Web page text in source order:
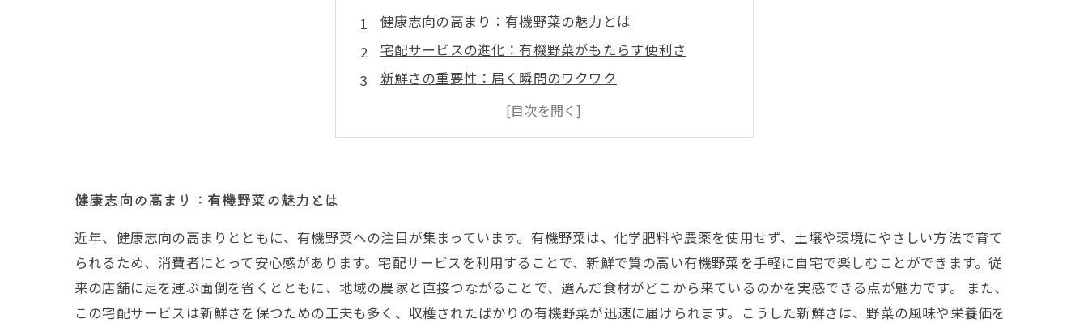
健康志向の高まり：有機野菜の魅力とは
宅配サービスの進化：有機野菜がもたらす便利さ
新鮮さの重要性：届く瞬間のワクワク
地域経済への貢献：有機野菜宅配の社会的意義
環境に優しい選択肢：持続可能なライフスタイルの実現
健康志向の高まり：有機野菜の魅力とは
近年、健康志向の高まりとともに、有機野菜への注目が集まっています。有機野菜は、化学肥料や農薬を使用せず、土壌や環境にやさしい方法で育て
られるため、消費者にとって安心感があります。宅配サービスを利用することで、新鮮で質の高い有機野菜を手軽に自宅で楽しむことができます。従
来の店舗に足を運ぶ面倒を省くとともに、地域の農家と直接つながることで、選んだ食材がどこから来ているのかを実感できる点が魅力です。 また、
この宅配サービスは新鮮さを保つための工夫も多く、収穫されたばかりの有機野菜が迅速に届けられます。こうした新鮮さは、野菜の風味や栄養価を